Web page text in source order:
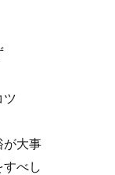
ツ
が大事
すべし